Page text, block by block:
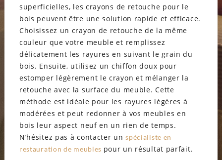
superficielles, les crayons de retouche pour le
bois peuvent être une solution rapide et efficace.
Choisissez un crayon de retouche de la même
couleur que votre meuble et remplissez
délicatement les rayures en suivant le grain du
bois. Ensuite, utilisez un chiffon doux pour
estomper légèrement le crayon et mélanger la
retouche avec la surface du meuble. Cette
méthode est idéale pour les rayures légères à
modérées et peut redonner à vos meubles en
bois leur aspect neuf en un rien de temps.
N’hésitez pas à contacter unspécialiste en
restauration de meubles pour un résultat parfait.